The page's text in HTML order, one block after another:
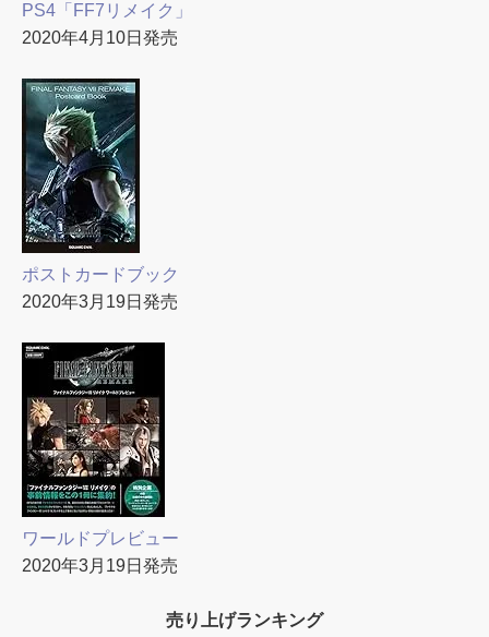
PS4「FF7リメイク」
2020年4月10日発売
ポストカードブック
2020年3月19日発売
ワールドプレビュー
2020年3月19日発売
売り上げランキング